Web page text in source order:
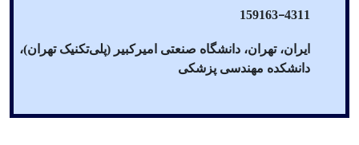
159163-4311
ایران، تهران، دانشگاه صنعتی امیرکبیر (پلی‌تکنیک تهران)،
دانشکده مهندسی پزشکی